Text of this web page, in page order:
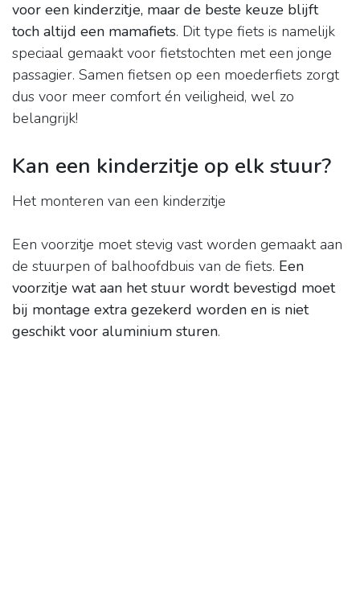
voor een kinderzitje, maar de beste keuze blijft
toch altijd een mamafiets. Dit type fiets is namelijk
speciaal gemaakt voor fietstochten met een jonge
passagier. Samen fietsen op een moederfiets zorgt
dus voor meer comfort én veiligheid, wel zo
belangrijk!
Kan een kinderzitje op elk stuur?
Het monteren van een kinderzitje
Een voorzitje moet stevig vast worden gemaakt aan
de stuurpen of balhoofdbuis van de fiets. Een
voorzitje wat aan het stuur wordt bevestigd moet
bij montage extra gezekerd worden en is niet
geschikt voor aluminium sturen.